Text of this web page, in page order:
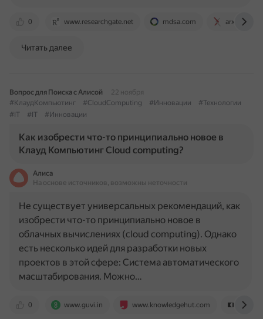
0 www.researchgate.net mdsa.com arxiv.org
Читать далее
Вопрос для Поиска с Алисой
22 ноября
#КлаудКомпьютинг
#CloudComputing #Инновации
#Технологии
#IT
#IT #Инновации
Как изобрести что-то принципиально новое в
Клауд Компьютинг Cloud computing?
Алиса
На основе источников, возможны неточности
0 www.guvi.in www.knowledgehut.com
Не существует универсальных рекомендаций, как
изобрести что-то принципиально новое в
облачных вычислениях (cloud computing). Однако
есть несколько идей для разработки новых
проектов в этой сфере: Система автоматического
масштабирования. Можно…